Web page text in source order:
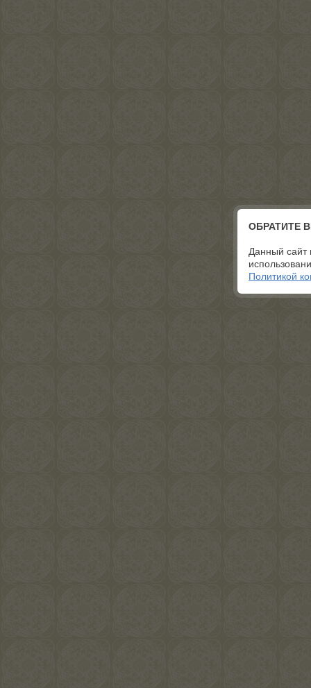
ОБРАТИТЕ
Данный сайт
Политикой